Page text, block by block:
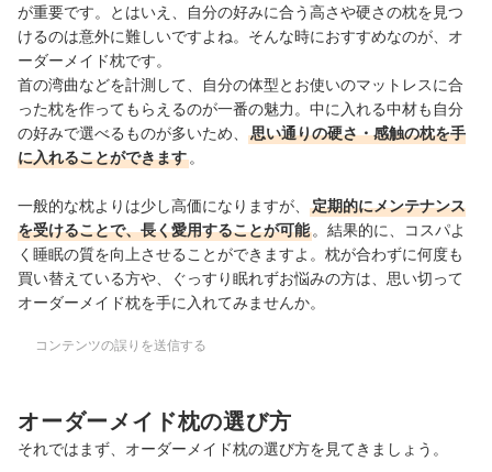
が重要です。とはいえ、自分の好みに合う高さや硬さの枕を見つ
けるのは意外に難しいですよね。そんな時におすすめなのが、オ
ーダーメイド枕です。
首の湾曲などを計測して、自分の体型とお使いのマットレスに合
った枕を作ってもらえるのが一番の魅力。中に入れる中材も自分
の好みで選べるものが多いため、
思い通りの硬さ・感触の枕を手
に入れることができます 。
一般的な枕よりは少し高価になりますが、
定期的にメンテナンス
を受けることで、長く愛用することが可能 。結果的に、コスパよ
く睡眠の質を向上させることができますよ。枕が合わずに何度も
買い替えている方や、ぐっすり眠れずお悩みの方は、思い切って
オーダーメイド枕を手に入れてみませんか。
コンテンツの誤りを送信する
オーダーメイド枕の選び方
それではまず、オーダーメイド枕の選び方を見てきましょう。